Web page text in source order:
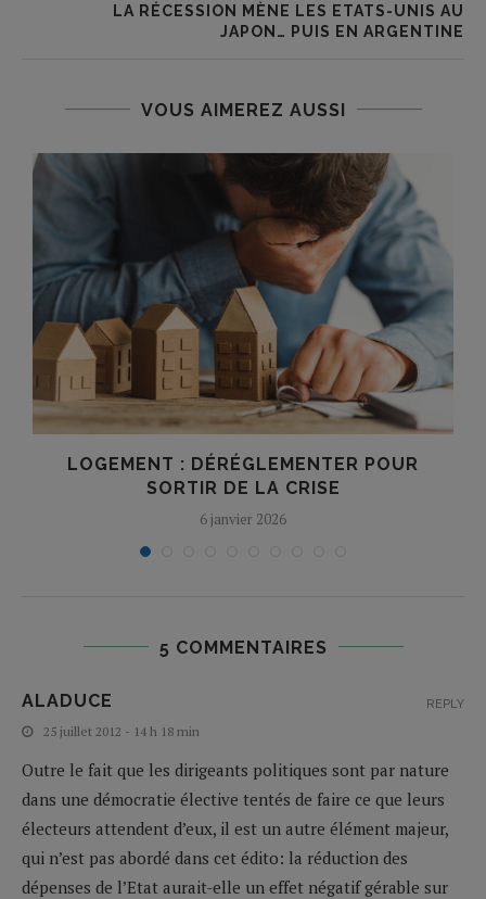
LA RÉCESSION MÈNE LES ETATS-UNIS AU
JAPON… PUIS EN ARGENTINE
VOUS AIMEREZ AUSSI
LOGEMENT : DÉRÉGLEMENTER POUR
SORTIR DE LA CRISE
6 janvier 2026
5 COMMENTAIRES
ALADUCE
25 juillet 2012 - 14 h 18 min
Outre le fait que les dirigeants politiques sont par nature
dans une démocratie élective tentés de faire ce que leurs
électeurs attendent d’eux, il est un autre élément majeur,
qui n’est pas abordé dans cet édito: la réduction des
dépenses de l’Etat aurait-elle un effet négatif gérable sur
REPLY